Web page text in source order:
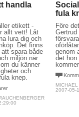
handla
etikett -
allt vett! Låt
lura dig och
Det finns
spara både
miljön när
du känner
och
knep.
fula
Före
genom
det
2007-05-